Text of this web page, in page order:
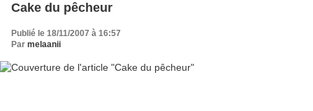
Cake du pêcheur
Publié le 18/11/2007 à 16:57
Par melaanii